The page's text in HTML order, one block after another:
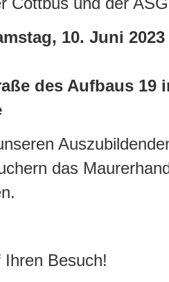
10. Juni 2023
Aufbaus 19 in
das
Besuch!